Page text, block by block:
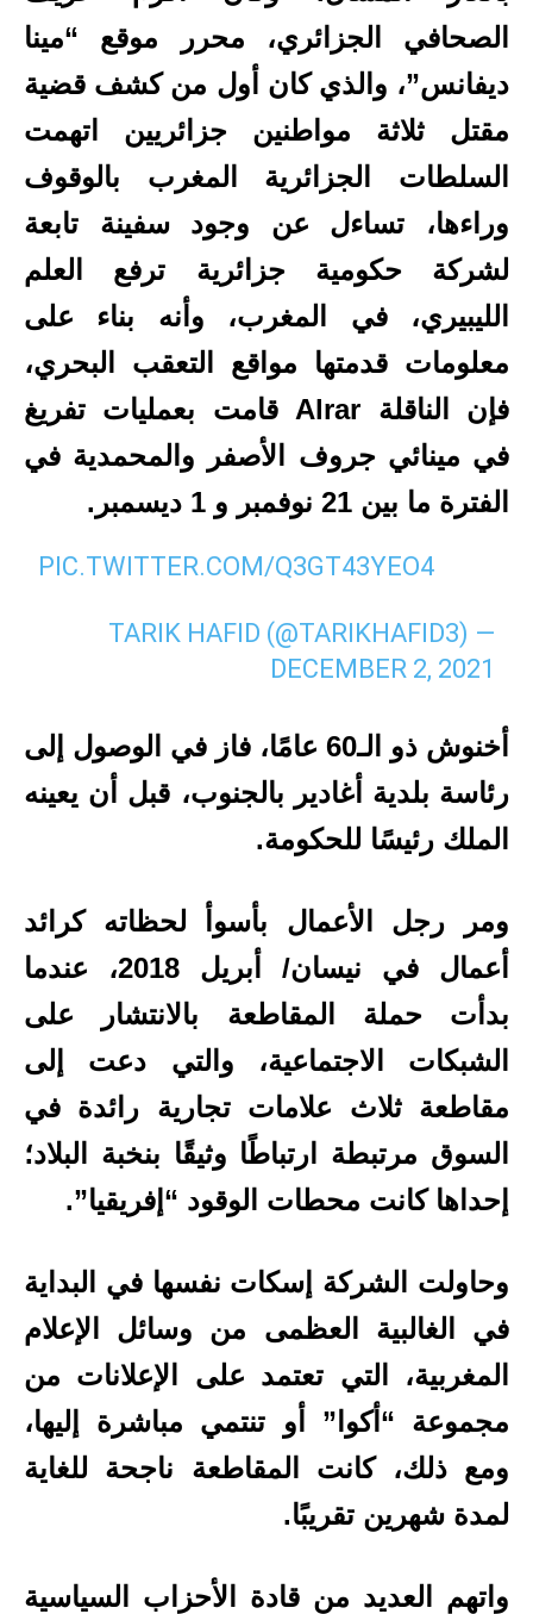
الصحافي الجزائري، محرر موقع “مينا
ديفانس”، والذي كان أول من كشف قضية
مقتل ثلاثة مواطنين جزائريين اتهمت
السلطات الجزائرية المغرب بالوقوف
وراءها، تساءل عن وجود سفينة تابعة
لشركة حكومية جزائرية ترفع العلم
الليبيري، في المغرب، وأنه بناء على
معلومات قدمتها مواقع التعقب البحري،
فإن الناقلة Alrar قامت بعمليات تفريغ
في مينائي جروف الأصفر والمحمدية في
الفترة ما بين 21 نوفمبر و 1 ديسمبر.
PIC.TWITTER.COM/Q3GT43YEO4
— TARIK HAFID (@TARIKHAFID3)
DECEMBER 2, 2021
أخنوش ذو الـ60 عامًا، فاز في الوصول إلى
رئاسة بلدية أغادير بالجنوب، قبل أن يعينه
الملك رئيسًا للحكومة.
ومر رجل الأعمال بأسوأ لحظاته كرائد
أعمال في نيسان/ أبريل 2018، عندما
بدأت حملة المقاطعة بالانتشار على
الشبكات الاجتماعية، والتي دعت إلى
مقاطعة ثلاث علامات تجارية رائدة في
السوق مرتبطة ارتباطًا وثيقًا بنخبة البلاد؛
إحداها كانت محطات الوقود “إفريقيا”.
وحاولت الشركة إسكات نفسها في البداية
في الغالبية العظمى من وسائل الإعلام
المغربية، التي تعتمد على الإعلانات من
مجموعة “أكوا” أو تنتمي مباشرة إليها،
ومع ذلك، كانت المقاطعة ناجحة للغاية
لمدة شهرين تقريبًا.
واتهم العديد من قادة الأحزاب السياسية